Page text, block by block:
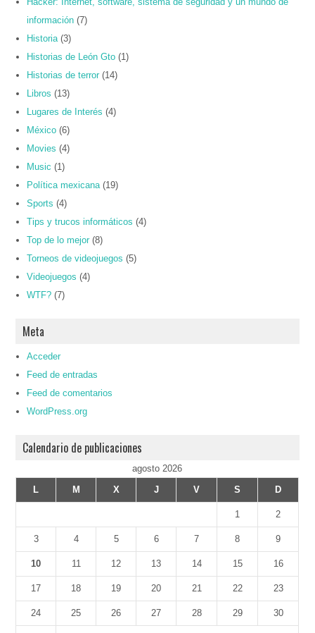
información (7)
Historia (3)
Historias de León Gto (1)
Historias de terror (14)
Libros (13)
Lugares de Interés (4)
México (6)
Movies (4)
Music (1)
Política mexicana (19)
Sports (4)
Tips y trucos informáticos (4)
Top de lo mejor (8)
Torneos de videojuegos (5)
Videojuegos (4)
WTF? (7)
Meta
Acceder
Feed de entradas
Feed de comentarios
WordPress.org
Calendario de publicaciones
agosto 2026
L
M X J V S D
1 2
3 4 5 6 7 8 9
10 11 12 13 14 15 16
17 18 19 20 21 22 23
24 25 26 27 28 29 30